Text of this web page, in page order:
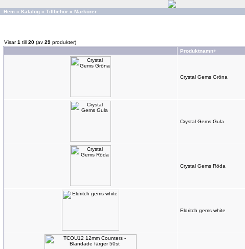
Hem » Katalog » Tillbehör » Markörer
Visar1 till 20 (av 29 produkter)
Produktnamn+
Crystal Gems Gröna
Crystal Gems Gula
Crystal Gems Röda
Eldritch gems white